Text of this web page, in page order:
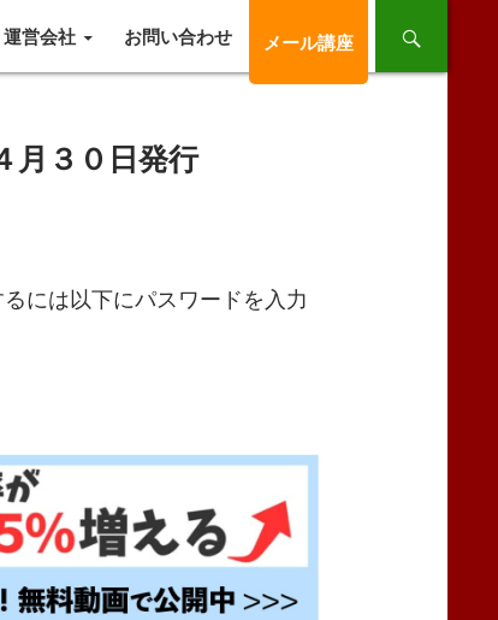
運営会社 お問い合わせ メール講座
月３０日発行
には以下にパスワードを入力